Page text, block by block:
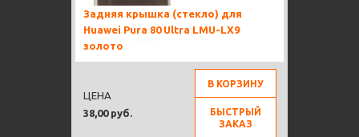
Задняя крышка (стекло) для
Huawei Pura 80 Ultra LMU-LX9
золото
38,00 руб.
ЦЕНА
В КОРЗИНУ
БЫСТРЫЙ
ЗАКАЗ